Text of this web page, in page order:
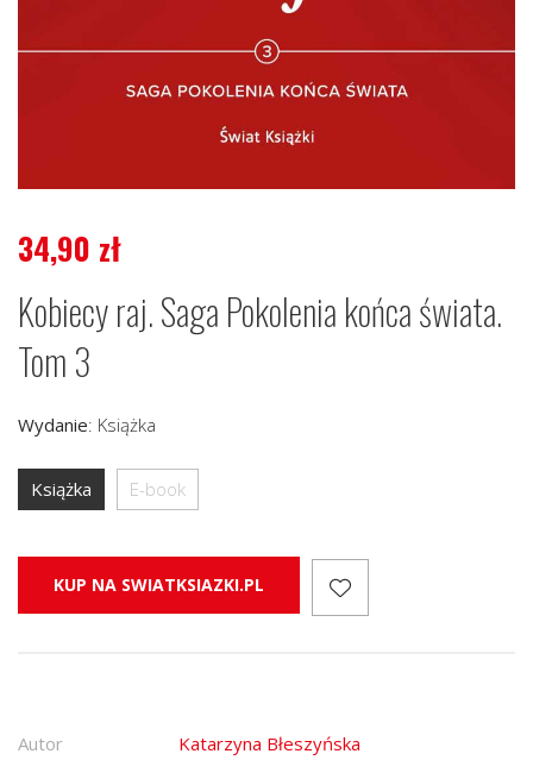
34,90 zł
Kobiecy raj. Saga Pokolenia końca świata.
Tom 3
Wydanie: Książka
Książka E-book
KUP NA SWIATKSIAZKI.PL
Autor Katarzyna Błeszyńska